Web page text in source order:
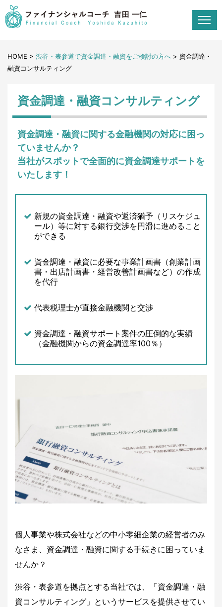
HOME > 渋谷・表参道で資金調達・融資をご検討の方へ > 資金調達・
融資コンサルティング
資金調達・融資コンサルティング
資金調達・融資に関する金融機関の対応に困っ
ていませんか？
当社がスポットで全面的に資金調達サポートを
いたします！
新規の資金調達・融資や返済猶予（リスケジュ
ール）等に対する銀行交渉を円滑に進めること
ができる
資金調達・融資に必要な事業計画書（創業計画
書・出店計画書・経営改善計画書など）の作成
を代行
代表税理士が直接金融機関と交渉
資金調達・融資サポート案件の圧倒的な実績
（金融機関からの資金調達率100％）
個人事業や株式会社などの中小零細企業の経営者のみ
なさま、資金調達・融資に関する手続きに困っていま
せんか？
渋谷・表参道を拠点とする当社では、「資金調達・融
資コンサルティング」というサービスを提供させてい